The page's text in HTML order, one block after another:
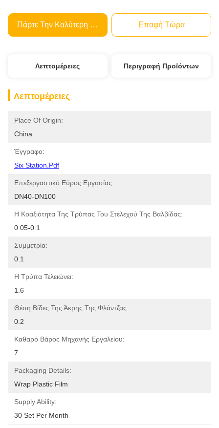
Πάρτε Την Καλύτερη Τιμή Επαφή Τώρα
Λεπτομέρειες Περιγραφή Προϊόντων
Λεπτομέρειες
Place Of Origin:
China
Έγγραφο:
Six Station.pdf
Επεξεργαστικό Εύρος Εργασίας:
DN40-DN100
Η Κοαξιότητα Της Τρύπας Του Στελεχού Της Βαλβίδας:
0.05-0.1
Συμμετρία:
0.1
Η Τρύπα Τελειώνει:
1.6
Θέση Βίδες Της Άκρης Της Φλάντζας:
0.2
Καθαρό Βάρος Μηχανής Εργαλείου:
7
Packaging Details:
Wrap Plastic Film
Supply Ability:
30 Set Per Month